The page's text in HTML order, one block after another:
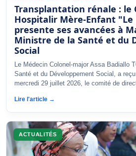
Transplantation rénale : le
Hospitalir Mère-Enfant "Le
presente ses avancées à
Ministre de la Santé et du
Social
Le Médecin Colonel-major Assa Badiallo
Santé et du Développement Social, a
mercredi 29 juillet 2026, le comité de
Lire l'article →
ACTUALITÉS